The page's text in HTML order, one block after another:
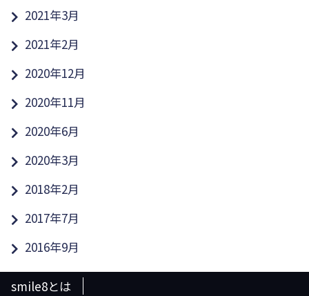
2021年3月
2021年2月
2020年12月
2020年11月
2020年6月
2020年3月
2018年2月
2017年7月
2016年9月
smile8とは